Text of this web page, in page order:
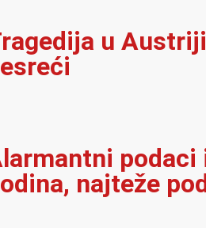
u
podaci
najteže